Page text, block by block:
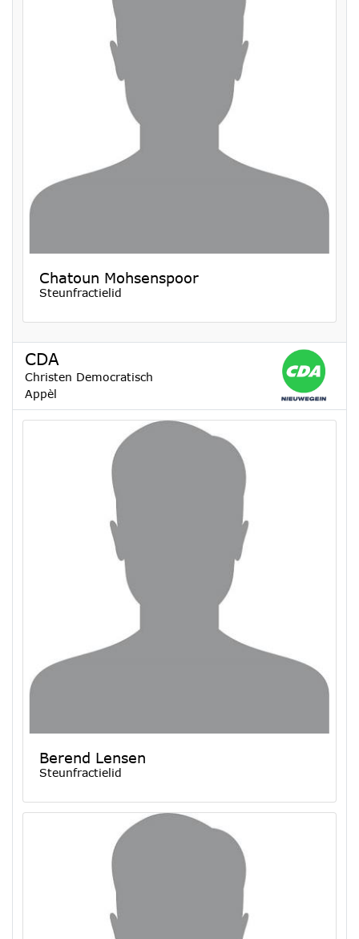
Chatoun Mohsenspoor
Steunfractielid
CDA
Christen Democratisch
Appèl
Berend Lensen
Steunfractielid